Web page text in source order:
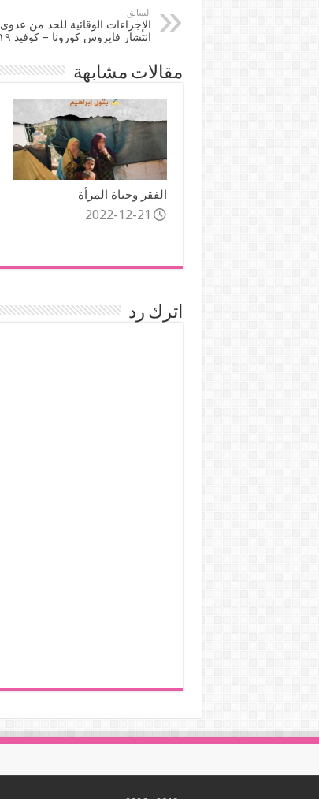
السابق
الإجراءات الوقائية للحد من عدوى
انتشار فايروس كورونا – كوفيد ١٩
مقالات مشابهة
الفقر وحياة المرأة
2022-12-21
اترك رد